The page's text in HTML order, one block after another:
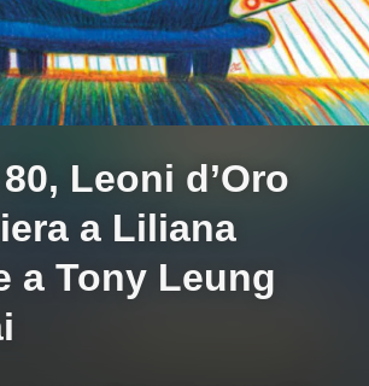
Leoni d’Oro
a Liliana
a Tony Leung